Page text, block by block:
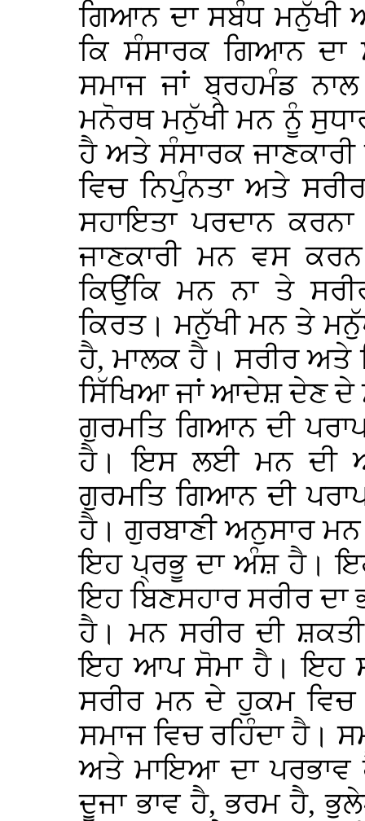
ਗਿਆਨ ਦਾ ਸਬੰਧ ਮਨੁੱਖੀ
ਕਿ ਸੰਸਾਰਕ ਗਿਆਨ
ਸਮਾਜ ਜਾਂ ਬ੍ਰਹਮੰਡ
ਮਨੋਰਥ ਮਨੁੱਖੀ ਮਨ ਨੂੰ
ਹੈ ਅਤੇ ਸੰਸਾਰਕ
ਵਿਚ ਨਿਪੁੰਨਤਾ ਅਤੇ
ਸਹਾਇਤਾ ਪਰਦਾਨ
ਜਾਣਕਾਰੀ ਮਨ ਵਸ
ਕਿਉਂਕਿ ਮਨ ਨਾ ਤੇ
ਕਿਰਤ। ਮਨੁੱਖੀ ਮਨ ਤੇ
ਹੈ, ਮਾਲਕ ਹੈ। ਸਰੀਰ
ਸਿੱਖਿਆ ਜਾਂ ਆਦੇਸ਼ ਦੇਣ ਦੇ
ਗੁਰਮਤਿ ਗਿਆਨ ਦੀ
ਹੈ। ਇਸ ਲਈ ਮਨ ਦੀ
ਗੁਰਮਤਿ ਗਿਆਨ ਦੀ
ਹੈ। ਗੁਰਬਾਣੀ ਅਨੁਸਾਰ
ਇਹ ਪ੍ਰਭੂ ਦਾ ਅੰਸ਼ ਹੈ।
ਇਹ ਬਿਣਸਹਾਰ ਸਰੀਰ ਦਾ
ਹੈ। ਮਨ ਸਰੀਰ ਦੀ
ਇਹ ਆਪ ਸੋਮਾ ਹੈ। ਇਹ
ਸਰੀਰ ਮਨ ਦੇ ਹੁਕਮ
ਸਮਾਜ ਵਿਚ ਰਹਿੰਦਾ ਹੈ।
ਅਤੇ ਮਾਇਆ ਦਾ
ਦੂਜਾ ਭਾਵ ਹੈ, ਭਰਮ ਹੈ,